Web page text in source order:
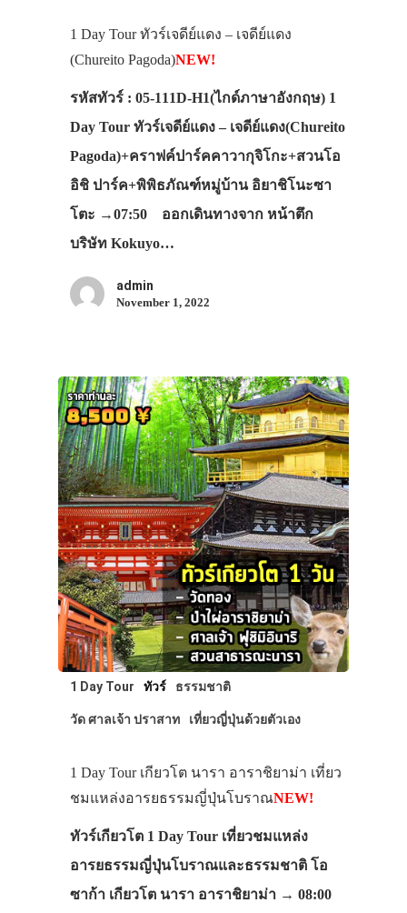
1 Day Tour ทัวร์เจดีย์แดง – เจดีย์แดง
(Chureito Pagoda)NEW!
รหัสทัวร์ : 05-111D-H1(ไกด์ภาษาอังกฤษ) 1
Day Tour ทัวร์เจดีย์แดง – เจดีย์แดง(Chureito
Pagoda)+คราฟค์ปาร์คคาวากุจิโกะ+สวนโอ
อิชิ ปาร์ค+พิพิธภัณฑ์หมู่บ้าน อิยาชิโนะซา
โตะ →07:50 ออกเดินทางจาก หน้าตึก
บริษัท Kokuyo…
admin
November 1, 2022
1 Day Tour ทัวร์ ธรรมชาติ
วัด ศาลเจ้า ปราสาท เที่ยวญี่ปุ่นด้วยตัวเอง
1 Day Tour เกียวโต นารา อาราชิยาม่า เที่ยว
ชมแหล่งอารยธรรมญี่ปุ่นโบราณNEW!
ทัวร์เกียวโต 1 Day Tour เที่ยวชมแหล่ง
อารยธรรมญี่ปุ่นโบราณและธรรมชาติ โอ
ซาก้า เกียวโต นารา อาราชิยาม่า → 08:00